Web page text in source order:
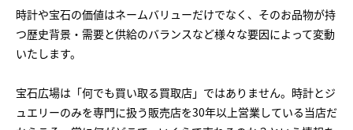
時計や宝石の価値はネームバリューだけでなく、そのお品物が持
つ歴史背景・需要と供給のバランスなど様々な要因によって変動
いたします。
宝石広場は「何でも買い取る買取店」ではありません。時計とジ
ュエリーのみを専門に扱う販売店を30年以上営業している当店だ